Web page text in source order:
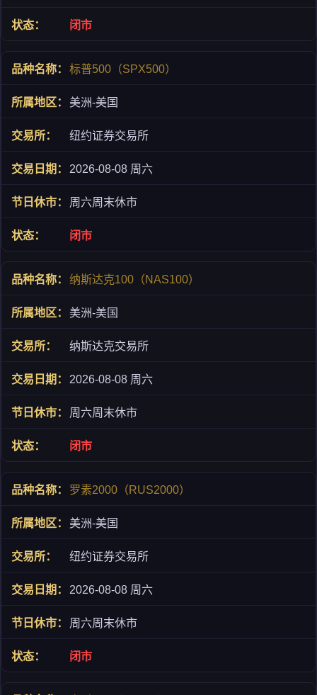
闭市
标普500（SPX500）
美洲-美国
纽约证券交易所
2026-08-08 周六
周六周末休市
闭市
纳斯达克100（NAS100）
美洲-美国
纳斯达克交易所
2026-08-08 周六
周六周末休市
闭市
罗素2000（RUS2000）
美洲-美国
纽约证券交易所
2026-08-08 周六
周六周末休市
闭市